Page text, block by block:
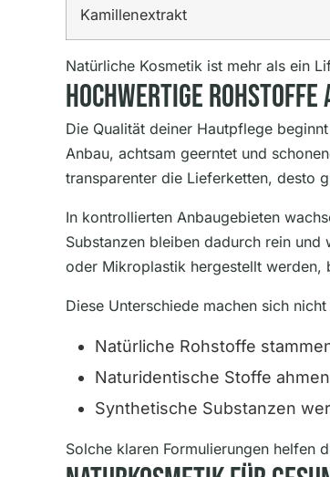
Kamillenextrakt
Natürliche Kosmetik ist mehr als ein
Hochwertige Rohstoffe
Die Qualität deiner Hautpflege
Anbau, achtsam geerntet und
transparenter die Lieferketten, desto
In kontrollierten Anbaugebieten
Substanzen bleiben dadurch rein
oder Mikroplastik hergestellt werden,
Diese Unterschiede machen sich
Natürliche Rohstoffe
Naturidentische Stoffe
Synthetische Substanzen
Solche klaren Formulierungen helfen